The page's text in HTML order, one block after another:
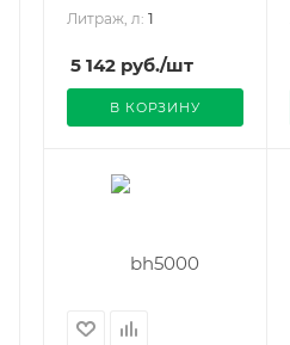
Литраж, л: 1
5 142 руб./шт
В КОРЗИНУ